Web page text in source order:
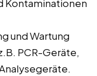
Kontaminationen
und Wartung
PCR-Geräte,